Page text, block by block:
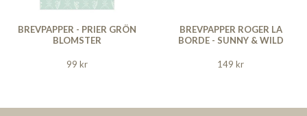
BREVPAPPER - PRIER GRÖN
BLOMSTER
99 kr
BREVPAPPER ROGER LA
BORDE - SUNNY & WILD
149 kr